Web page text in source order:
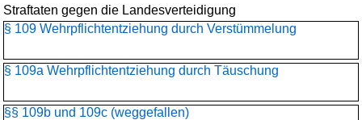
Straftaten gegen die Landesverteidigung
§ 109 Wehrpflichtentziehung durch Verstümmelung
§ 109a Wehrpflichtentziehung durch Täuschung
§§ 109b und 109c (weggefallen)